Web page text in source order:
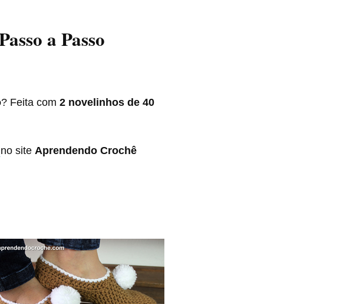
a Passo
? Feita com 2 novelinhos de 40
no site Aprendendo Crochê